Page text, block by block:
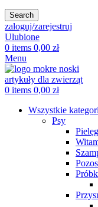
Search
zaloguj/zarejestruj
Ulubione
0 items 0,00 zł
Menu
0 items 0,00 zł
Wszystkie
Psy